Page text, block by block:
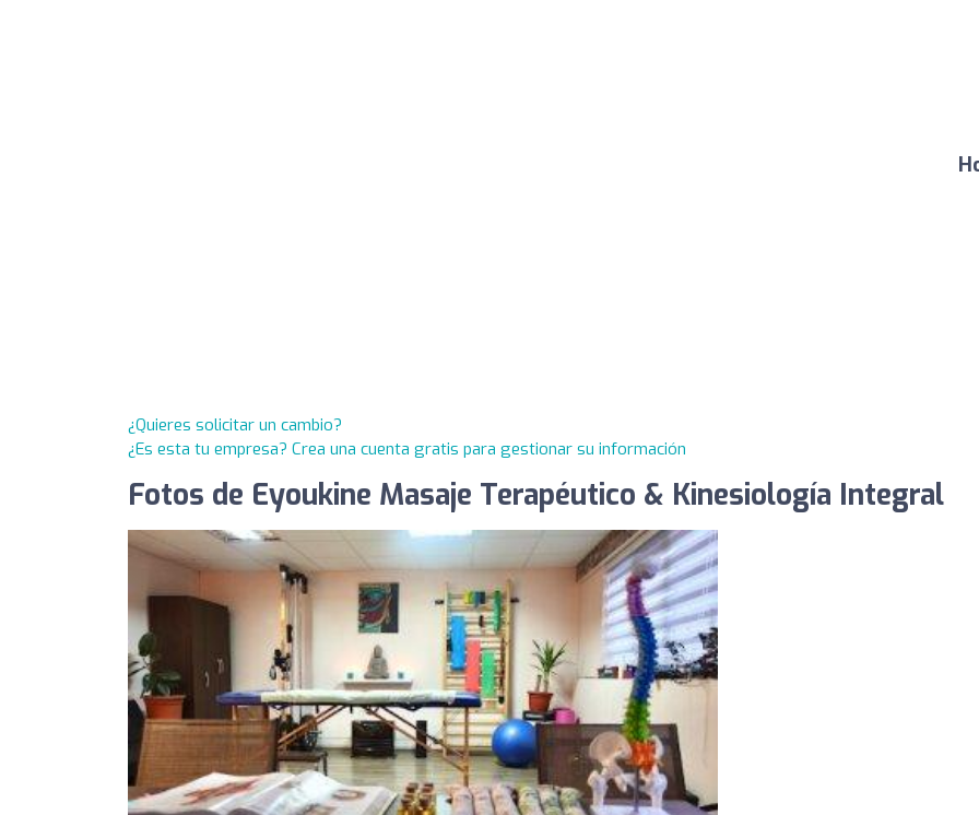
¿Quieres solicitar un cambio?
¿Es esta tu empresa? Crea una cuenta gratis para gestionar su información
Fotos de Eyoukine Masaje Terapéutico & Kinesiología Integral